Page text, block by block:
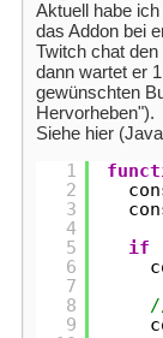
Aktuell habe
das Addon bei
Twitch chat
dann wartet er
gewünschten
Hervorheben").
Siehe hier
1
2
3
4
5
6
7
8
9
if